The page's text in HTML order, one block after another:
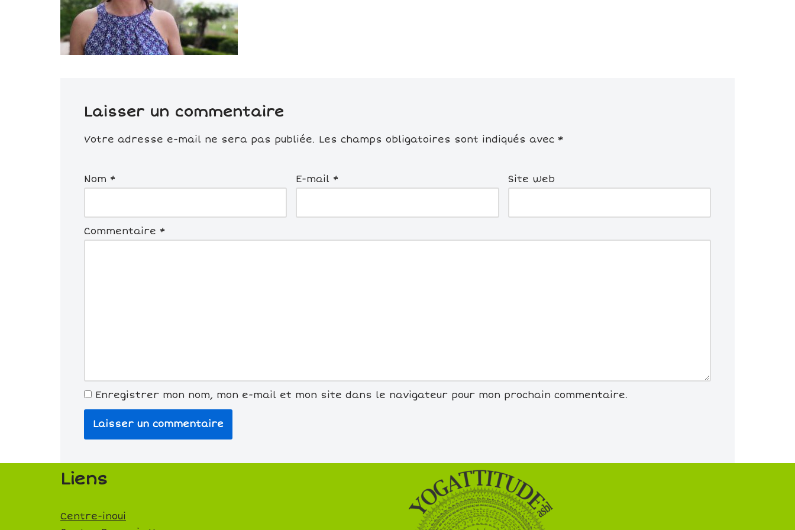
Laisser un commentaire
Votre adresse e-mail ne sera pas publiée. Les champs obligatoires sont indiqués avec *
Nom * E-mail * Site web
Commentaire *
Enregistrer mon nom, mon e-mail et mon site dans le navigateur pour mon prochain commentaire.
Liens
Centre-inoui